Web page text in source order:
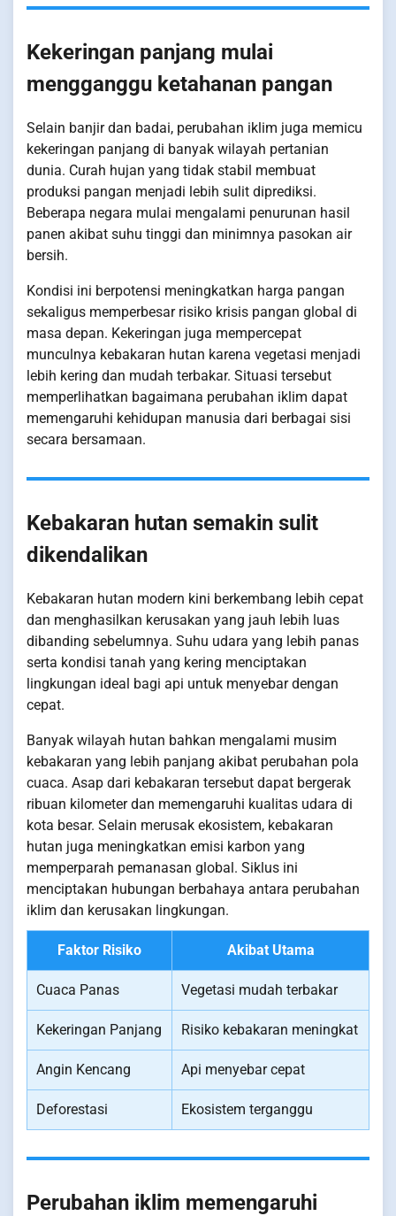
Kekeringan panjang mulai
mengganggu ketahanan pangan
Selain banjir dan badai, perubahan iklim juga memicu
kekeringan panjang di banyak wilayah pertanian
dunia. Curah hujan yang tidak stabil membuat
produksi pangan menjadi lebih sulit diprediksi.
Beberapa negara mulai mengalami penurunan hasil
panen akibat suhu tinggi dan minimnya pasokan air
bersih.
Kondisi ini berpotensi meningkatkan harga pangan
sekaligus memperbesar risiko krisis pangan global di
masa depan. Kekeringan juga mempercepat
munculnya kebakaran hutan karena vegetasi menjadi
lebih kering dan mudah terbakar. Situasi tersebut
memperlihatkan bagaimana perubahan iklim dapat
memengaruhi kehidupan manusia dari berbagai sisi
secara bersamaan.
Kebakaran hutan semakin sulit
dikendalikan
Kebakaran hutan modern kini berkembang lebih cepat
dan menghasilkan kerusakan yang jauh lebih luas
dibanding sebelumnya. Suhu udara yang lebih panas
serta kondisi tanah yang kering menciptakan
lingkungan ideal bagi api untuk menyebar dengan
cepat.
Banyak wilayah hutan bahkan mengalami musim
kebakaran yang lebih panjang akibat perubahan pola
cuaca. Asap dari kebakaran tersebut dapat bergerak
ribuan kilometer dan memengaruhi kualitas udara di
kota besar. Selain merusak ekosistem, kebakaran
hutan juga meningkatkan emisi karbon yang
memperparah pemanasan global. Siklus ini
menciptakan hubungan berbahaya antara perubahan
iklim dan kerusakan lingkungan.
Faktor Risiko Akibat Utama
Cuaca Panas Vegetasi mudah terbakar
Kekeringan Panjang Risiko kebakaran meningkat
Angin Kencang Api menyebar cepat
Deforestasi Ekosistem terganggu
Perubahan iklim memengaruhi